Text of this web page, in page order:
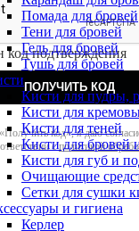
Помада для бровей
Тени для бровей
Гель для бровей
Тушь для бровей
Кисти для пудры,
Кисти для
Кисти для теней
Кисти для бровей
Кисти для губ и
Очищающие
Сетки для сушки
и гигиена
Керлер
код подтверждения
ПОЛУЧИТЬ КОД
код», я даю
сполитикой